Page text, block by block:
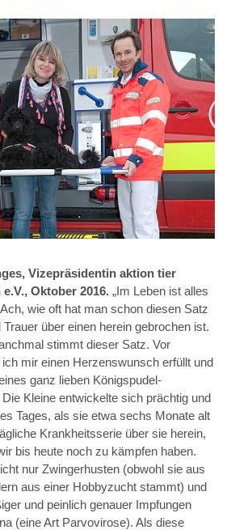
Vizepräsidentin aktion tier
Oktober 2016. „Im Leben ist alles
wie oft hat man schon diesen Satz
über einen herein gebrochen ist.
stimmt dieser Satz. Vor
mir einen Herzenswunsch erfüllt und
ganz lieben Königspudel-
Kleine entwickelte sich prächtig und
Tages, als sie etwa sechs Monate alt
Krankheitsserie über sie herein,
bis heute noch zu kämpfen haben.
nur Zwingerhusten (obwohl sie aus
aus einer Hobbyzucht stammt) und
und peinlich genauer Impfungen
(eine Art Parvovirose). Als diese